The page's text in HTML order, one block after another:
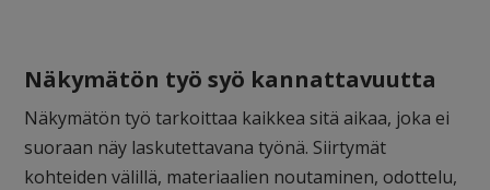
Näkymätön työ syö kannattavuutta
Näkymätön työ tarkoittaa kaikkea sitä aikaa, joka ei
suoraan näy laskutettavana työnä. Siirtymät
kohteiden välillä, materiaalien noutaminen, odottelu,